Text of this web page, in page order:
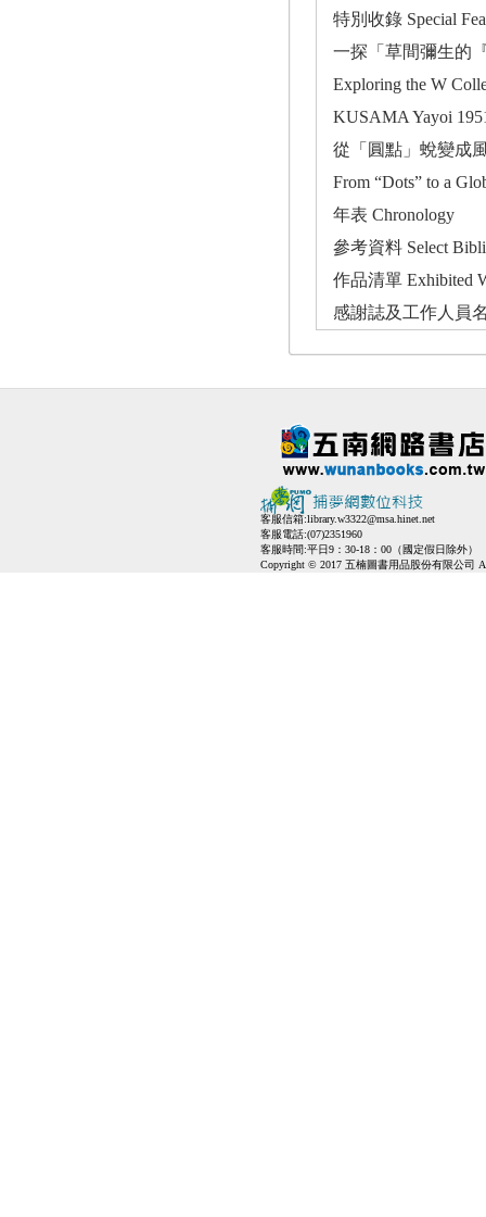
特別收錄 Special
一探「草間彌生的
Exploring the W
KUSAMA Yayoi
從「圓點」蛻變成
From “Dots” to a
年表 Chronology
參考資料 Select
作品清單 Exhibited
感謝誌及工作人員
客服信箱:library.w3322@msa.hinet.net
客服電話:(07)2351960
客服時間:平日9：30-18：00（國定假日除外）
Copyright © 2017 五楠圖書用品股份有限公司